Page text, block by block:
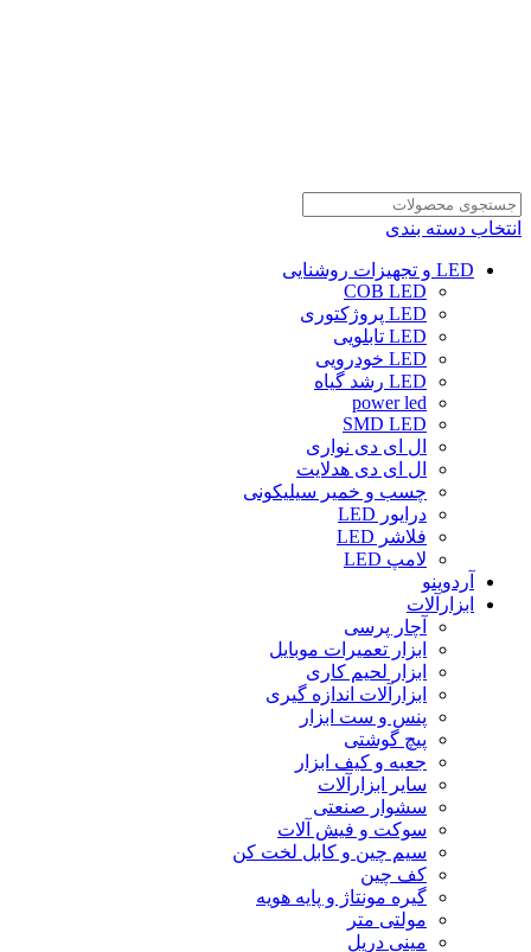
انتخاب دسته بندی
LED و تجهیزات روشنایی
COB LED
LED پروژکتوری
LED تابلویی
LED خودرویی
LED رشد گیاه
power led
SMD LED
ال ای دی نواری
ال ای دی هدلایت
چسب و خمیر سیلیکونی
درایور LED
فلاشر LED
لامپ LED
آردوینو
ابزارآلات
آچار پرسی
ابزار تعمیرات موبایل
ابزار لحیم کاری
ابزارآلات اندازه گیری
پنس و ست ابزار
پیچ گوشتی
جعبه و کیف ابزار
سایر ابزارآلات
سشوار صنعتی
سوکت و فیش آلات
سیم چین و کابل لخت کن
کف چین
گیره مونتاژ و پایه هویه
مولتی متر
مینی دریل